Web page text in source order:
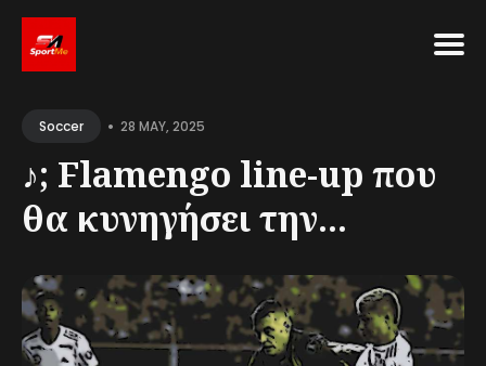
forSoccer • 28 MAY, 2025
♪; Flamengo line-up που
θα κυνηγήσει την...